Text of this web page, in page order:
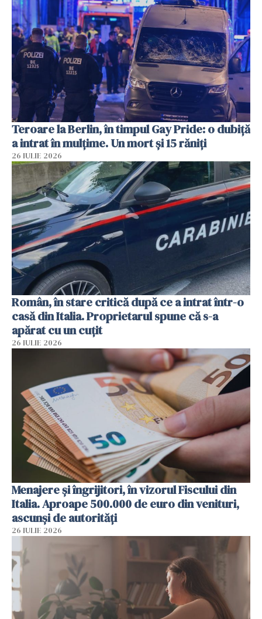
Teroare la Berlin, în timpul Gay Pride: o dubiță
a intrat în mulțime. Un mort și 15 răniți
26 IULIE 2026
Român, în stare critică după ce a intrat într-o
casă din Italia. Proprietarul spune că s-a
apărat cu un cuțit
26 IULIE 2026
Menajere și îngrijitori, în vizorul Fiscului din
Italia. Aproape 500.000 de euro din venituri,
ascunși de autorități
26 IULIE 2026